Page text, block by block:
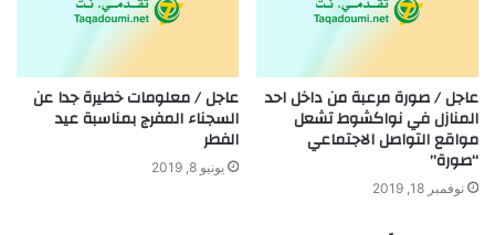
عاجل / صورة مرعبة من داخل احد
المنازل في نواكشوط تشعل
مواقع التواصل الاجتماعي
“صورة”
نوفمبر 18, 2019
عاجل / معلومات خطيرة جدا عن
السجناء المفرج بمناسبة عيد
الفطر
يونيو 8, 2019